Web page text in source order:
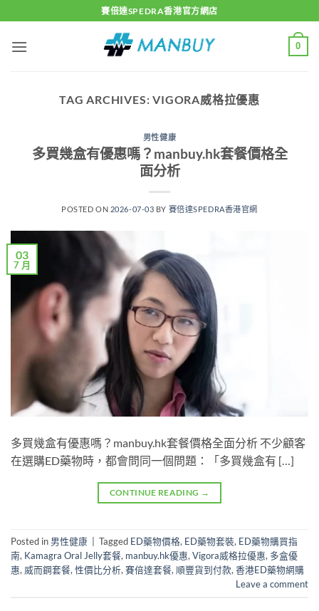
to
content
賽倍達SPEDRA香港官方網店
0
TAG ARCHIVES:VIGORA威格拉優惠
男性健康
多買幾盒有優惠嗎？manbuy.hk套餐價格全
面分析
POSTED ON 2026-07-03 BY 賽倍達SPEDRA香港官網
03
7 月
多買幾盒有優惠嗎？manbuy.hk套餐價格全面分析 不少顧客
在選購ED藥物時，都會問同一個問題：「多買幾盒有 […]
CONTINUE READING →
Posted in 男性健康 Tagged ED藥物價格, ED藥物套裝, ED藥物購買指
南, Kamagra Oral Jelly套餐, manbuy.hk優惠,Vigora威格拉優惠, 多盒優
惠, 威而鋼套餐,性價比分析,賽倍達套餐,順豐貨到付款,香港ED藥物網購
Leave a comment